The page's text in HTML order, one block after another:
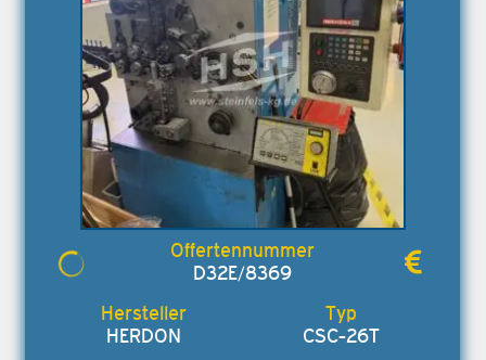
D32E/8369
HERDON CSC-26T